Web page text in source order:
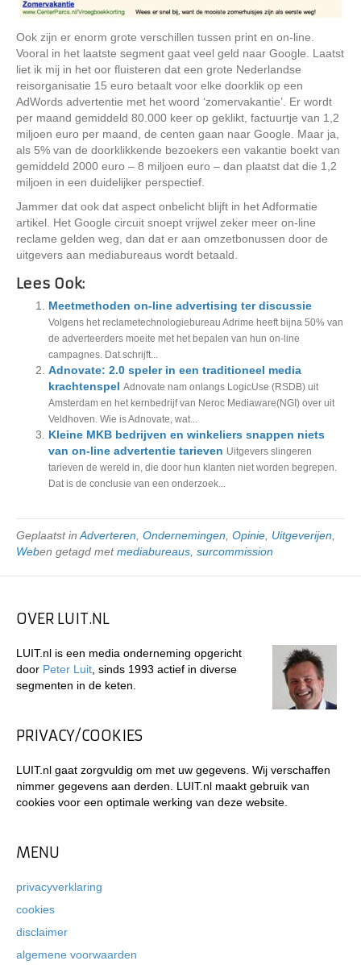
Ook zijn er enorm grote verschillen tussen print en on-line.
Vooral in het laatste segment gaat veel geld naar Google. Laatst
liet ik mij in het oor fluisteren dat een grote Nederlandse
reisorganisatie 15 euro betaalt voor elke doorklik op een
AdWords advertentie met het woord ‘zomervakantie’. Er wordt
per maand gemiddeld 80.000 keer op geklikt, factuurtje van 1,2
miljoen euro per maand, de centen gaan naar Google. Maar ja,
als 5% van de doorklikkende bezoekers een vakantie boekt van
gemiddeld 2000 euro – 8 miljoen euro – dan plaatst dat die 1,2
miljoen in een duidelijker perspectief.
Jammer dat ook dat aspect onbelicht blijft in het Adformatie
artikel. Het Google circuit snoept vrijwel zeker meer on-line
reclame gelden weg, dan dat er aan omzetbonussen door de
uitgevers aan mediabureaus wordt betaald.
Lees Ook:
Meetmethoden on-line advertising ter discussie
Volgens het reclametechnologiebureau Adrime heeft bijna 50% van
de adverteerders moeite met het bepalen van hun on-line
campagnes. Dat schrijft...
Adnovate: 2.0 speler in een traditioneel media
krachtenspel Adnovate nam onlangs LogicUse (RSDB) uit
Amsterdam en het kernbedrijf van Neroc Mediaware(NGI) over uit
Veldhoven. Wie is Adnovate, wat...
Kleine MKB bedrijven en winkeliers snappen niets
van on-line advertentie tarieven Uitgevers slingeren
tarieven de wereld in, die door hun klanten niet worden begrepen.
Dat is de conclusie van een onderzoek...
Geplaatst in Adverteren Ondernemingen Opinie Uitgeverijen
Weben getagd metmediabureaus surcommission
OVER LUIT.NL
LUIT.nl is een media onderneming opgericht
door Peter Luit , sinds 1993 actief in diverse
segmenten in de keten.
PRIVACY/COOKIES
LUIT.nl gaat zorgvuldig om met uw gegevens. Wij verschaffen
nimmer gegevens aan derden. LUIT.nl maakt gebruik van
cookies voor een optimale werking van deze website.
MENU
privacyverklaring
cookies
disclaimer
algemene voorwaarden